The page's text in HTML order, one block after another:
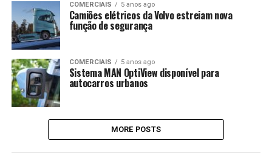
COMERCIAIS 5 anos ago
Camiões elétricos da Volvo estreiam nova
função de segurança
COMERCIAIS 5 anos ago
Sistema MAN OptiView disponível para
autocarros urbanos
MORE POSTS